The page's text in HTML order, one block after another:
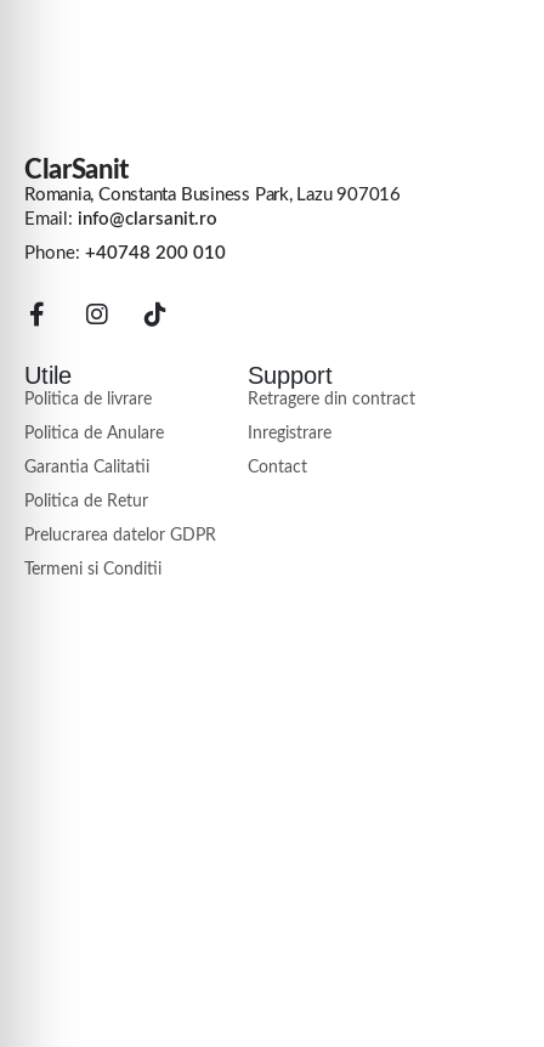
ClarSanit
Romania, Constanta Business Park, Lazu 907016
Email: info@clarsanit.ro
Phone: +40748 200 010
Utile
Politica de livrare
Politica de Anulare
Garantia Calitatii
Politica de Retur
Prelucrarea datelor GDPR
Termeni si Conditii
Support
Retragere din contract
Inregistrare
Contact